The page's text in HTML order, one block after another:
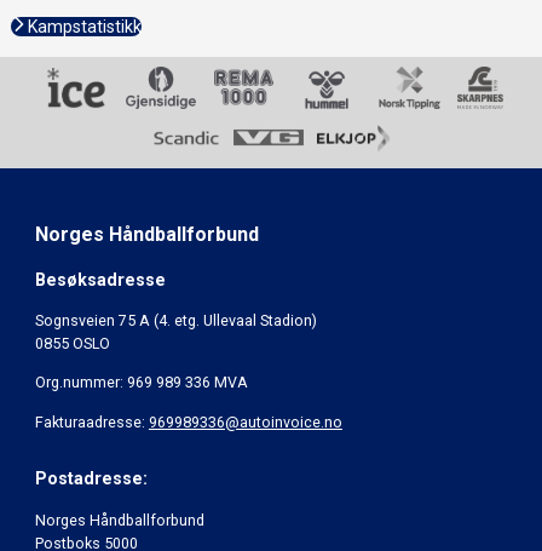
Kampstatistikk
Norges Håndballforbund
Besøksadresse
Sognsveien 75 A (4. etg. Ullevaal Stadion)
0855 OSLO
Org.nummer: 969 989 336 MVA
Fakturaadresse: 969989336@autoinvoice.no
Postadresse:
Norges Håndballforbund
Postboks 5000